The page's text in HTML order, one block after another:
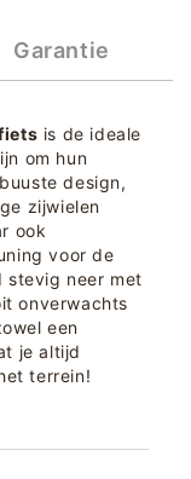
Garantie
is de ideale
om hun
design,
zijwielen
ook
voor de
stevig neer met
onverwachts
een
je altijd
terrein!